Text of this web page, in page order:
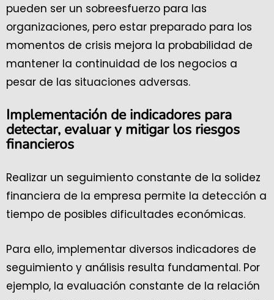
pueden ser un sobreesfuerzo para las
organizaciones, pero estar preparado para los
momentos de crisis mejora la probabilidad de
mantener la continuidad de los negocios a
pesar de las situaciones adversas.
Implementación de indicadores para
detectar, evaluar y mitigar los riesgos
financieros
Realizar un seguimiento constante de la solidez
financiera de la empresa permite la detección a
tiempo de posibles dificultades económicas.
Para ello, implementar diversos indicadores de
seguimiento y análisis resulta fundamental. Por
ejemplo, la evaluación constante de la relación